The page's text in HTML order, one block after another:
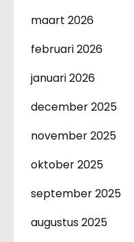
maart 2026
februari 2026
januari 2026
december 2025
november 2025
oktober 2025
september 2025
augustus 2025